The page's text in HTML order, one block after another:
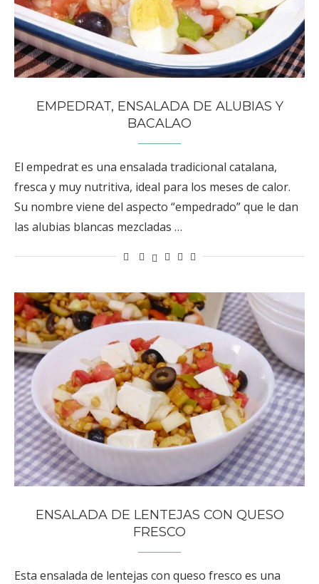
EMPEDRAT, ENSALADA DE ALUBIAS Y
BACALAO
El empedrat es una ensalada tradicional catalana,
fresca y muy nutritiva, ideal para los meses de calor.
Su nombre viene del aspecto “empedrado” que le dan
las alubias blancas mezcladas …
ENSALADA DE LENTEJAS CON QUESO
FRESCO
Esta ensalada de lentejas con queso fresco es una